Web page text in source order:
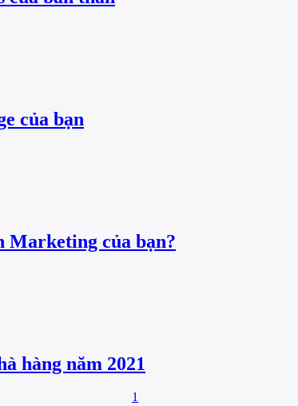
của bạn
Marketing của bạn?
hàng năm 2021
1